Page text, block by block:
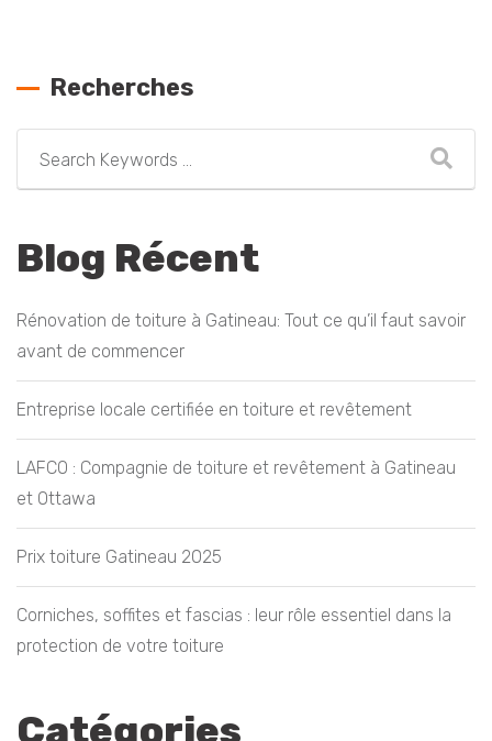
Recherches
Blog Récent
Rénovation de toiture à Gatineau: Tout ce qu’il faut savoir
avant de commencer
Entreprise locale certifiée en toiture et revêtement
LAFCO : Compagnie de toiture et revêtement à Gatineau
et Ottawa
Prix toiture Gatineau 2025
Corniches, soffites et fascias : leur rôle essentiel dans la
protection de votre toiture
Catégories